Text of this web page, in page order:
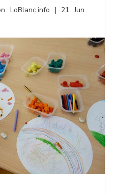
LoBlanc.info | 21 Jun